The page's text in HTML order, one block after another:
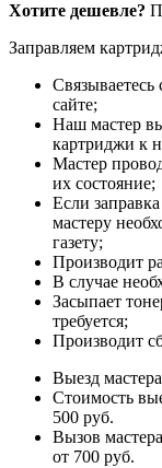
Хотите дешевле?
Заправляем
Связываетесь
сайте;
Наш мастер
картриджи к
Мастер
их состояние;
Если
мастеру
газету;
Производит
В случае
Засыпает
требуется;
Производит
Выезд
Стоимость
500 руб.
Вызов
от 700 руб.